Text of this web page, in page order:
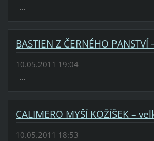
...
BASTIEN Z ČERNÉHO
10.05.2011 19:04
...
CALIMERO MYŠÍ KOŽÍŠEK –
10.05.2011 18:53